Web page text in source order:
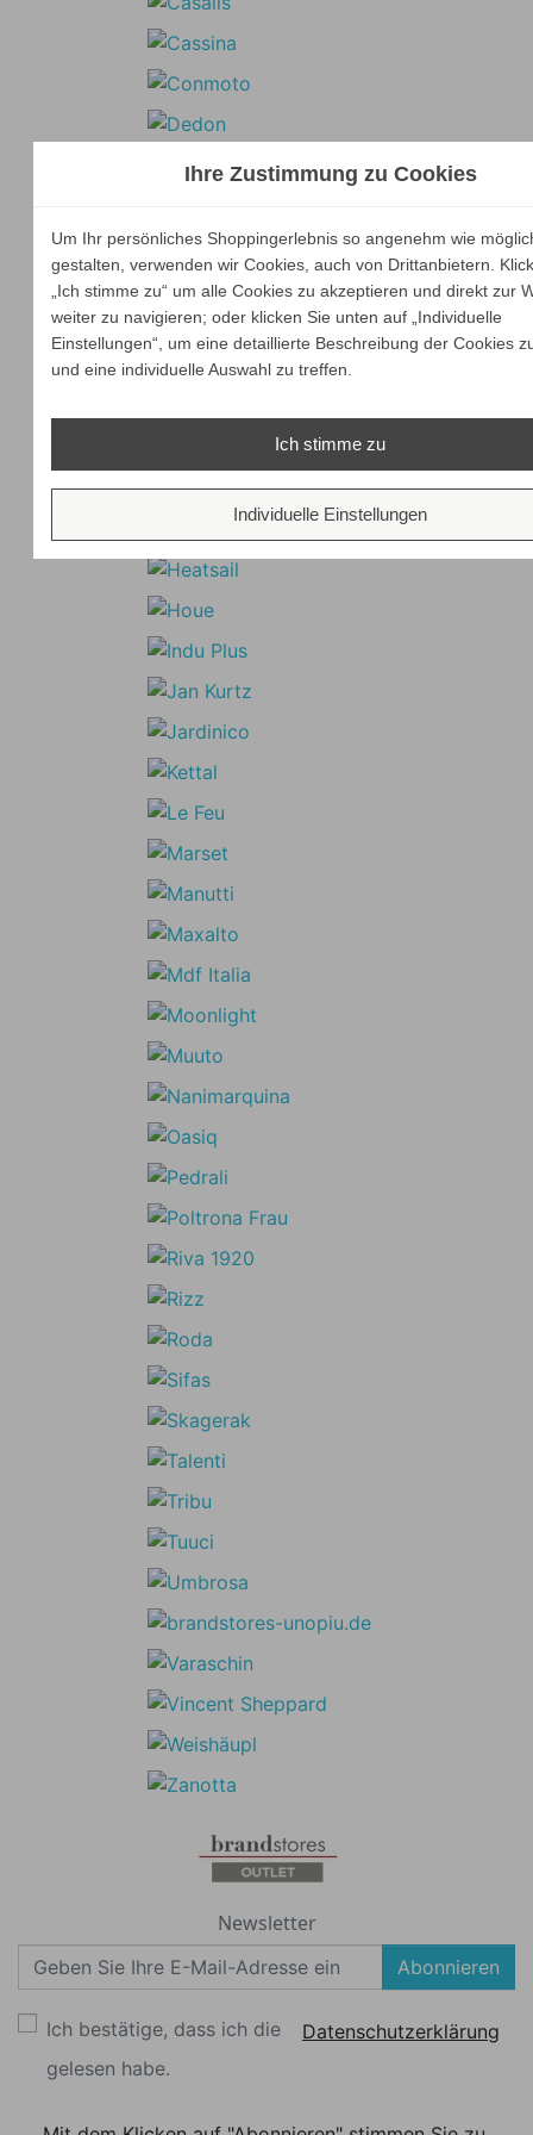
Newsletter
Abonnieren
Ich bestätige, dass ich die
Datenschutzerklärung
gelesen habe.
Ihre Zustimmung zu Cookies
Um Ihr persönliches Shoppingerlebnis so angenehm wie
gestalten, verwenden wir Cookies, auch von Drittanbietern.
„Ich stimme zu“ um alle Cookies zu akzeptieren und direkt zur
weiter zu navigieren; oder klicken Sie unten auf „Individuelle
Einstellungen“, um eine detaillierte Beschreibung der Cookies
und eine individuelle Auswahl zu treffen.
Ich stimme zu
Individuelle Einstellungen